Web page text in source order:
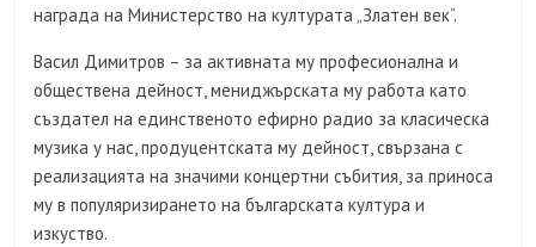
награда на Министерство на културата „Златен век“.
Васил Димитров – за активната му професионална и
обществена дейност, мениджърската му работа като
създател на единственото ефирно радио за класическа
музика у нас, продуцентската му дейност, свързана с
реализацията на значими концертни събития, за приноса
му в популяризирането на българската култура и
изкуство.